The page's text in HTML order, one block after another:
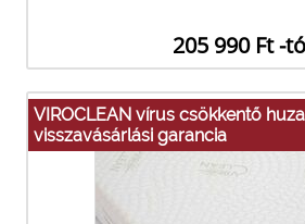
205 990 Ft -
VIROCLEAN vírus csökkentő
visszavásárlási garancia